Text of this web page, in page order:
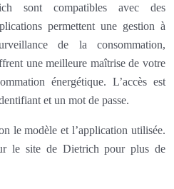
sont compatibles avec des
permettent une gestion à
de la consommation,
une meilleure maîtrise de votre
énergétique. L’accès est
et un mot de passe.
le modèle et l’application utilisée.
le site de Dietrich pour plus de